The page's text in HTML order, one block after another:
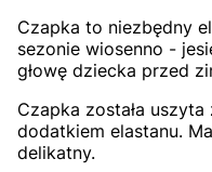
Czapka to niezbędny
sezonie wiosenno -
głowę dziecka przed
Czapka została
dodatkiem elastanu.
delikatny.